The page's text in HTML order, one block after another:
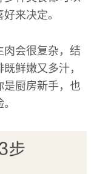
来决定。
肉会很复杂，结
鲜嫩又多汁，
是厨房新手，也